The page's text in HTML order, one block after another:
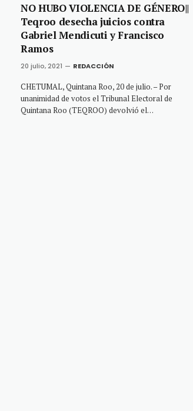
NO HUBO VIOLENCIA DE GÉNERO||
Teqroo desecha juicios contra
Gabriel Mendicuti y Francisco
Ramos
20 julio, 2021 REDACCIÓN
CHETUMAL, Quintana Roo, 20 de julio. – Por
unanimidad de votos el Tribunal Electoral de
Quintana Roo (TEQROO) devolvió el…